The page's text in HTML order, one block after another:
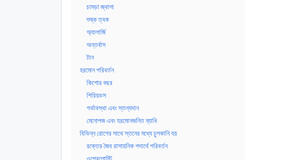
চামড়া জ্বালা
শুষ্ক ত্বক
অ্যালার্জি
অন্তর্বাস
টান
হরমোন পরিবর্তন
কিশোর বছর
পিরিয়ডস
গর্ভাবস্থা এবং স্তন্যদান
মেনোপজ এবং হরমোনজনিত ব্যাধি
বিভিন্ন রোগের সাথে স্তনের মধ্যে চুলকানি হয়
রক্তের জৈব রাসায়নিক পদার্থে পরিবর্তন
ওপ্রেলোস্টি